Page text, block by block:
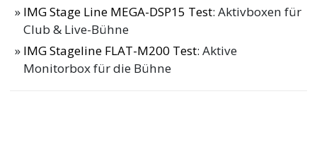
IMG Stage Line MEGA-DSP15 Test: Aktivboxen für
Club & Live-Bühne
IMG Stageline FLAT-M200 Test: Aktive
Monitorbox für die Bühne